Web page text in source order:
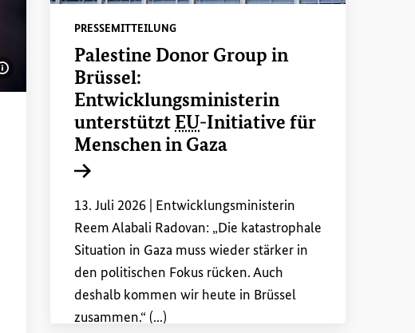
PRESSEMITTEILUNG
Palestine Donor Group in
Brüssel:
Entwicklungsministerin
unterstützt EU-Initiative für
Menschen in Gaza
13. Juli 2026 | Entwicklungsministerin
Reem Alabali Radovan: „Die katastrophale
Situation in Gaza muss wieder stärker in
den politischen Fokus rücken. Auch
deshalb kommen wir heute in Brüssel
zusammen.“ (...)
Bildinformationen einblenden